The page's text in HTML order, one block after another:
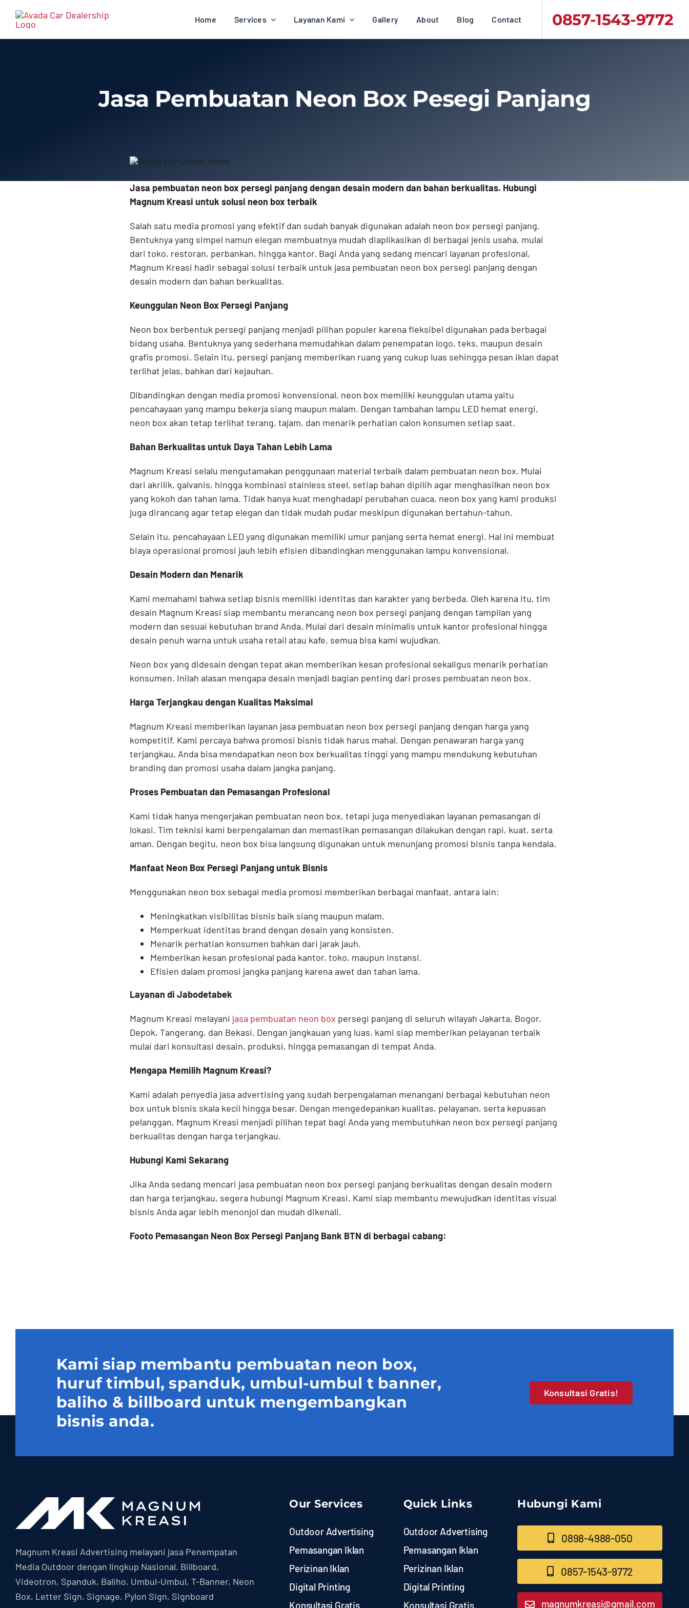
Home Services Layanan Kami Gallery About Blog Contact 0857-1543-9772
Jasa Pembuatan Neon Box Pesegi Panjang
Jasa pembuatan neon box persegi panjang dengan desain modern dan bahan berkualitas. Hubungi
Magnum Kreasi untuk solusi neon box terbaik
Salah satu media promosi yang efektif dan sudah banyak digunakan adalah neon box persegi panjang.
Bentuknya yang simpel namun elegan membuatnya mudah diaplikasikan di berbagai jenis usaha, mulai
dari toko, restoran, perbankan, hingga kantor. Bagi Anda yang sedang mencari layanan profesional,
Magnum Kreasi hadir sebagai solusi terbaik untuk jasa pembuatan neon box persegi panjang dengan
desain modern dan bahan berkualitas.
Keunggulan Neon Box Persegi Panjang
Neon box berbentuk persegi panjang menjadi pilihan populer karena fleksibel digunakan pada berbagai
bidang usaha. Bentuknya yang sederhana memudahkan dalam penempatan logo, teks, maupun desain
grafis promosi. Selain itu, persegi panjang memberikan ruang yang cukup luas sehingga pesan iklan dapat
terlihat jelas, bahkan dari kejauhan.
Dibandingkan dengan media promosi konvensional, neon box memiliki keunggulan utama yaitu
pencahayaan yang mampu bekerja siang maupun malam. Dengan tambahan lampu LED hemat energi,
neon box akan tetap terlihat terang, tajam, dan menarik perhatian calon konsumen setiap saat.
Bahan Berkualitas untuk Daya Tahan Lebih Lama
Magnum Kreasi selalu mengutamakan penggunaan material terbaik dalam pembuatan neon box. Mulai
dari akrilik, galvanis, hingga kombinasi stainless steel, setiap bahan dipilih agar menghasilkan neon box
yang kokoh dan tahan lama. Tidak hanya kuat menghadapi perubahan cuaca, neon box yang kami produksi
juga dirancang agar tetap elegan dan tidak mudah pudar meskipun digunakan bertahun-tahun.
Selain itu, pencahayaan LED yang digunakan memiliki umur panjang serta hemat energi. Hal ini membuat
biaya operasional promosi jauh lebih efisien dibandingkan menggunakan lampu konvensional.
Desain Modern dan Menarik
Kami memahami bahwa setiap bisnis memiliki identitas dan karakter yang berbeda. Oleh karena itu, tim
desain Magnum Kreasi siap membantu merancang neon box persegi panjang dengan tampilan yang
modern dan sesuai kebutuhan brand Anda. Mulai dari desain minimalis untuk kantor profesional hingga
desain penuh warna untuk usaha retail atau kafe, semua bisa kami wujudkan.
Neon box yang didesain dengan tepat akan memberikan kesan profesional sekaligus menarik perhatian
konsumen. Inilah alasan mengapa desain menjadi bagian penting dari proses pembuatan neon box.
Harga Terjangkau dengan Kualitas Maksimal
Magnum Kreasi memberikan layanan jasa pembuatan neon box persegi panjang dengan harga yang
kompetitif. Kami percaya bahwa promosi bisnis tidak harus mahal. Dengan penawaran harga yang
terjangkau, Anda bisa mendapatkan neon box berkualitas tinggi yang mampu mendukung kebutuhan
branding dan promosi usaha dalam jangka panjang.
Proses Pembuatan dan Pemasangan Profesional
Kami tidak hanya mengerjakan pembuatan neon box, tetapi juga menyediakan layanan pemasangan di
lokasi. Tim teknisi kami berpengalaman dan memastikan pemasangan dilakukan dengan rapi, kuat, serta
aman. Dengan begitu, neon box bisa langsung digunakan untuk menunjang promosi bisnis tanpa kendala.
Manfaat Neon Box Persegi Panjang untuk Bisnis
Menggunakan neon box sebagai media promosi memberikan berbagai manfaat, antara lain:
Meningkatkan visibilitas bisnis baik siang maupun malam.
Memperkuat identitas brand dengan desain yang konsisten.
Menarik perhatian konsumen bahkan dari jarak jauh.
Memberikan kesan profesional pada kantor, toko, maupun instansi.
Efisien dalam promosi jangka panjang karena awet dan tahan lama.
Layanan di Jabodetabek
Magnum Kreasi melayani jasa pembuatan neon box persegi panjang di seluruh wilayah Jakarta, Bogor,
Depok, Tangerang, dan Bekasi. Dengan jangkauan yang luas, kami siap memberikan pelayanan terbaik
mulai dari konsultasi desain, produksi, hingga pemasangan di tempat Anda.
Mengapa Memilih Magnum Kreasi?
Kami adalah penyedia jasa advertising yang sudah berpengalaman menangani berbagai kebutuhan neon
box untuk bisnis skala kecil hingga besar. Dengan mengedepankan kualitas, pelayanan, serta kepuasan
pelanggan, Magnum Kreasi menjadi pilihan tepat bagi Anda yang membutuhkan neon box persegi panjang
berkualitas dengan harga terjangkau.
Hubungi Kami Sekarang
Jika Anda sedang mencari jasa pembuatan neon box persegi panjang berkualitas dengan desain modern
dan harga terjangkau, segera hubungi Magnum Kreasi. Kami siap membantu mewujudkan identitas visual
bisnis Anda agar lebih menonjol dan mudah dikenali.
Footo Pemasangan Neon Box Persegi Panjang Bank BTN di berbagai cabang:
Kami siap membantu pembuatan neon box,
huruf timbul, spanduk, umbul-umbul t banner,
baliho & billboard untuk mengembangkan
bisnis anda.
Konsultasi Gratis!
Magnum Kreasi Advertising melayani jasa Penempatan
Media Outdoor dengan lingkup Nasional. Billboard,
Videotron, Spanduk, Baliho, Umbul-Umbul, T-Banner, Neon
Box, Letter Sign, Signage, Pylon Sign, Signboard
Our Services
Outdoor Advertising
Pemasangan Iklan
Perizinan Iklan
Digital Printing
Konsultasi Gratis
Quick Links
Outdoor Advertising
Pemasangan Iklan
Perizinan Iklan
Digital Printing
Konsultasi Gratis
Hubungi Kami
0898-4988-050
0857-1543-9772
magnumkreasi@gmail.com